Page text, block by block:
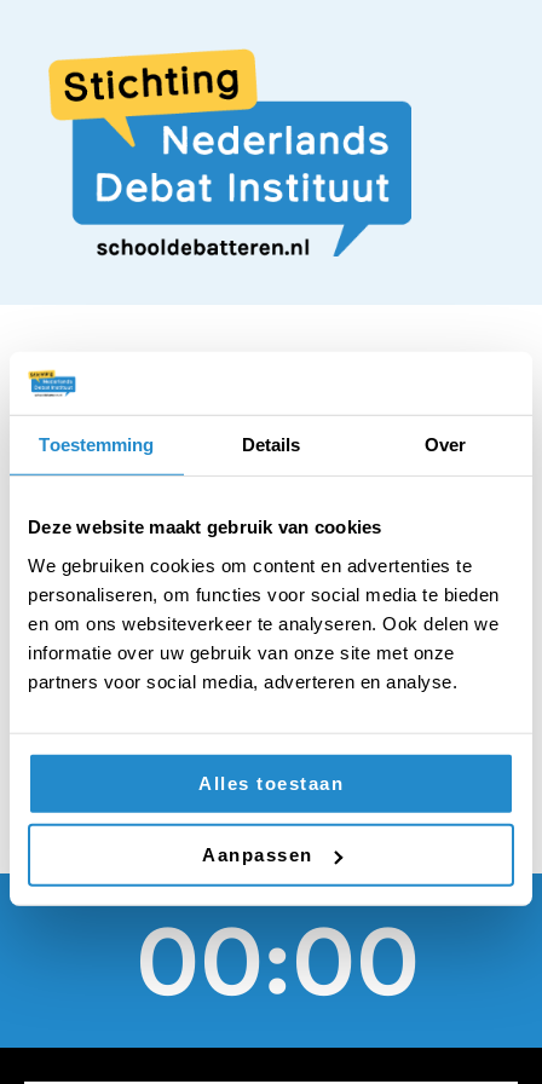
Toestemming Details Over
Deze website maakt gebruik van cookies
We gebruiken cookies om content en advertenties te
personaliseren, om functies voor social media te bieden
en om ons websiteverkeer te analyseren. Ook delen we
informatie over uw gebruik van onze site met onze
partners voor social media, adverteren en analyse.
Alles toestaan
Aanpassen
STELLING
In de onderbouw van
de middelbare school
moeten jongens en
meisjes gescheiden
00:00